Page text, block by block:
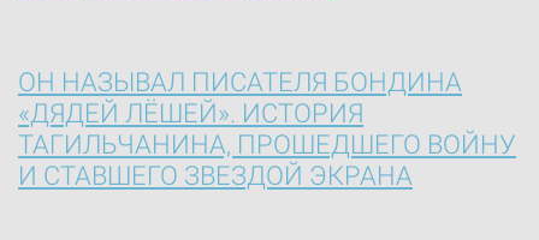
ОН НАЗЫВАЛ ПИСАТЕЛЯ БОНДИНА
«ДЯДЕЙ ЛЁШЕЙ». ИСТОРИЯ
ТАГИЛЬЧАНИНА, ПРОШЕДШЕГО ВОЙНУ
И СТАВШЕГО ЗВЕЗДОЙ ЭКРАНА